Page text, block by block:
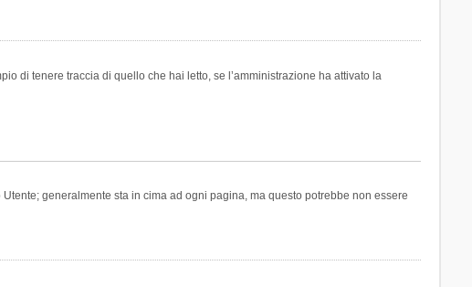
di tenere traccia di quello che hai letto, se l’amministrazione ha attivato la
generalmente sta in cima ad ogni pagina, ma questo potrebbe non essere